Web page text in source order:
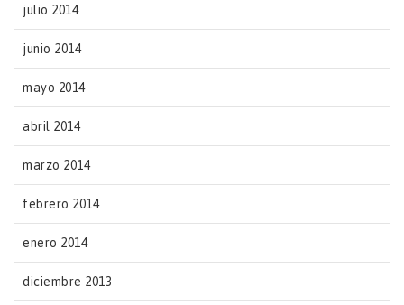
julio 2014
junio 2014
mayo 2014
abril 2014
marzo 2014
febrero 2014
enero 2014
diciembre 2013